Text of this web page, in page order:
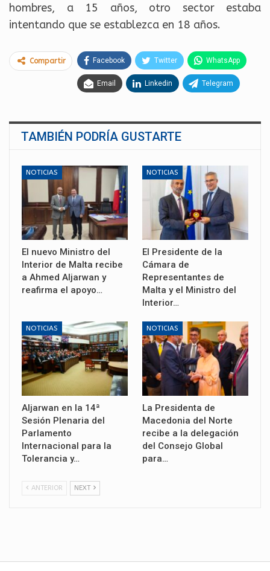
hombres, a 15 años, otro sector estaba
intentando que se establezca en 18 años.
Compartir Facebook Twitter WhatsApp
Email Linkedin Telegram
TAMBIÉN PODRÍA GUSTARTE
NOTICIAS
El nuevo Ministro del
Interior de Malta recibe
a Ahmed Aljarwan y
reafirma el apoyo…
NOTICIAS
El Presidente de la
Cámara de
Representantes de
Malta y el Ministro del
Interior…
NOTICIAS
Aljarwan en la 14ª
Sesión Plenaria del
Parlamento
Internacional para la
Tolerancia y…
NOTICIAS
La Presidenta de
Macedonia del Norte
recibe a la delegación
del Consejo Global
para…
ANTERIOR NEXT